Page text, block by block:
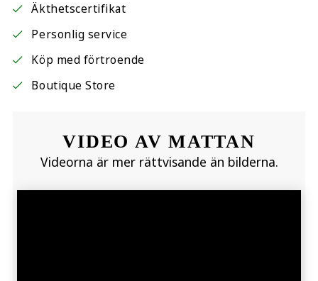
Äkthetscertifikat
Personlig service
Köp med förtroende
Boutique Store
VIDEO AV MATTAN
Videorna är mer rättvisande än bilderna.